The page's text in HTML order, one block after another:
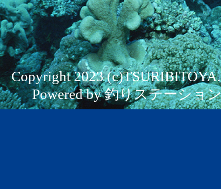
Copyright 2023
Powered by 釣りステーショ